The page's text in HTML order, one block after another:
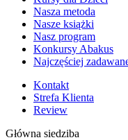
Nasza metoda
Nasze książki
Nasz program
Konkursy Abakus
Najczęściej
Kontakt
Strefa Klienta
Review
Główna siedziba